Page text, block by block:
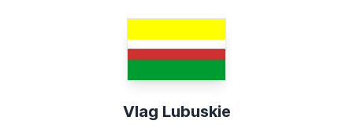
Vlag Lubuskie